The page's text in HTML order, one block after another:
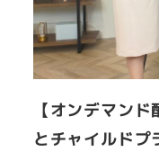
【オンデマン
とチャイルドプ